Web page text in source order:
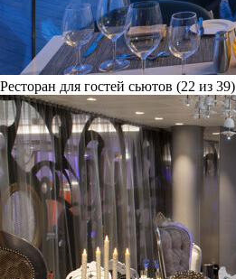
Ресторан для гостей сьютов (22 из 39)